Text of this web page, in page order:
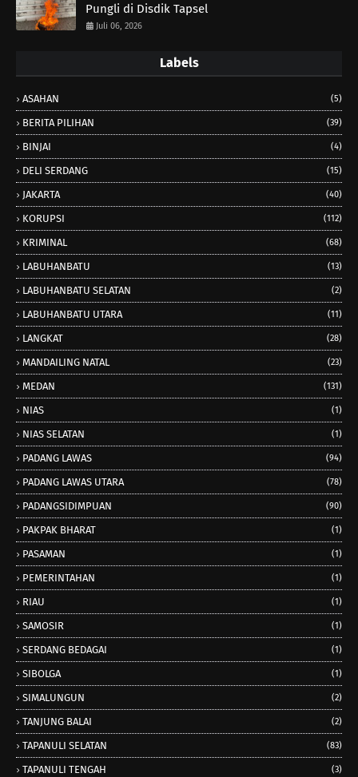
Pungli di Disdik Tapsel
Juli 06, 2026
Labels
ASAHAN (5)
BERITA PILIHAN (39)
BINJAI (4)
DELI SERDANG (15)
JAKARTA (40)
KORUPSI (112)
KRIMINAL (68)
LABUHANBATU (13)
LABUHANBATU SELATAN (2)
LABUHANBATU UTARA (11)
LANGKAT (28)
MANDAILING NATAL (23)
MEDAN (131)
NIAS (1)
NIAS SELATAN (1)
PADANG LAWAS (94)
PADANG LAWAS UTARA (78)
PADANGSIDIMPUAN (90)
PAKPAK BHARAT (1)
PASAMAN (1)
PEMERINTAHAN (1)
RIAU (1)
SAMOSIR (1)
SERDANG BEDAGAI (1)
SIBOLGA (1)
SIMALUNGUN (2)
TANJUNG BALAI (2)
TAPANULI SELATAN (83)
TAPANULI TENGAH (3)